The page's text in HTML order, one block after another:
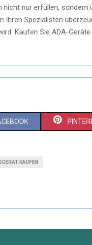
nicht nur erfüllen,
Spezialisten
Kaufen Sie ADA-
S
O
N
KAUFEN